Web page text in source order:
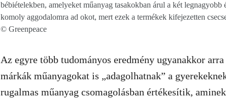
bébiételekben, amelyeket műanyag tasakokban árul a két
komoly aggodalomra ad okot, mert ezek a termékek kifejezetten
© Greenpeace
Az egyre több tudományos eredmény ugyanakkor
márkák műanyagokat is „adagolhatnak” a
rugalmas műanyag csomagolásban értékesítik,